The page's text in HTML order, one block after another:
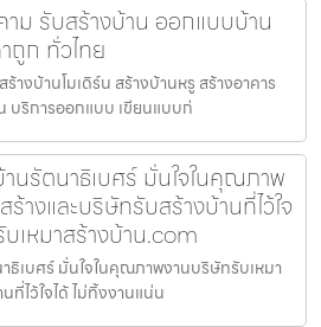
าม รับสร้างบ้าน ออกแบบบ้าน
ถูก ทั่วไทย
างบ้านโมเดิร์น สร้างบ้านหรู สร้างอาคาร
บริการออกแบบ เขียนแบบก่
นรัตนาธิเบศร์ มั่นใจในคุณภาพ
างและบริษัทรับสร้างบ้านที่ไว้ใจ
เหมาสร้างบ้าน.com
เบศร์ มั่นใจในคุณภาพงานบริษัทรับเหมา
ที่ไว้ใจได้ ไม่ทิ้งงานแน่น